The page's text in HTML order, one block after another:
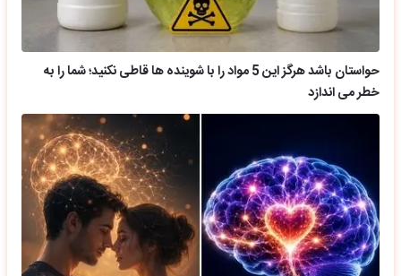
حواستان باشد هرگز این 5 مواد را با شوینده ها قاطی نکنید؛ شما را به
خطر می اندازد